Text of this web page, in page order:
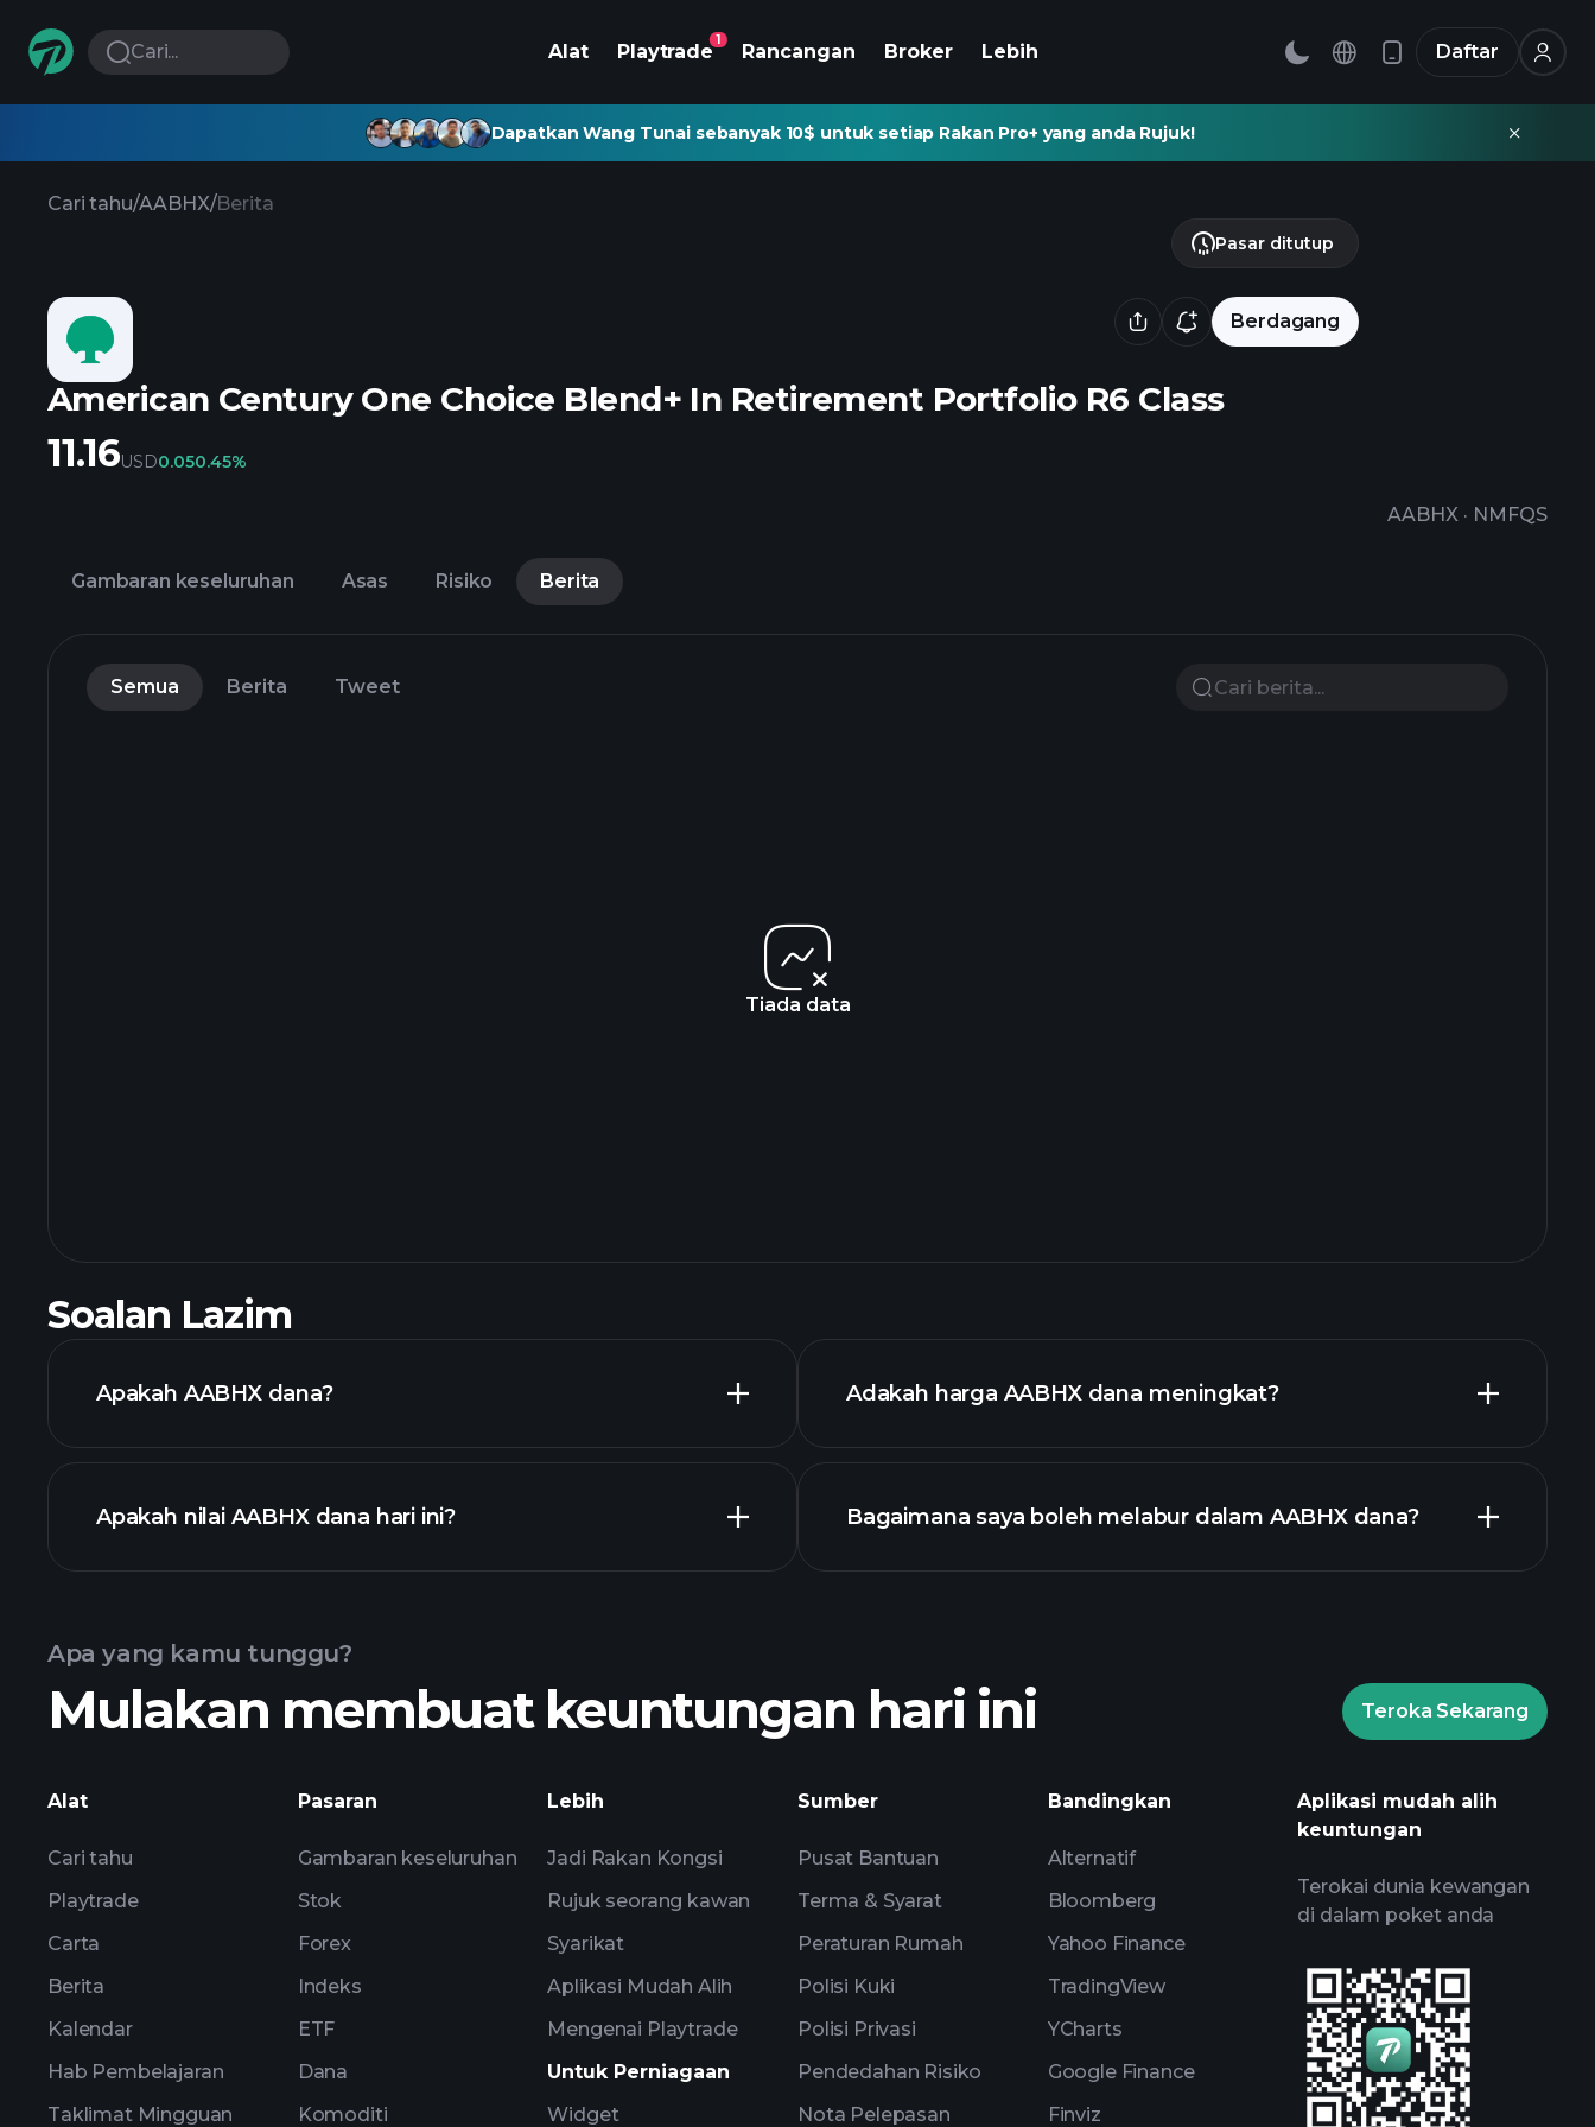
Cari... Alat Playtrade
1
Rancangan Broker Lebih Daftar
Dapatkan Wang Tunai sebanyak 10$ untuk setiap Rakan Pro+ yang anda Rujuk!
Cari tahu/AABHX/Berita
Berdagang
American Century One Choice Blend+ In Retirement Portfolio R6 Class
AABHX · NMFQS
Pasar ditutup
11.16USD0.050.45%
Gambaran keseluruhan Asas Risiko Berita
Semua Berita Tweet
Tiada data
Soalan Lazim
Apakah AABHX dana?
Apakah nilai AABHX dana hari ini?
grafik lanjutan
Adakah harga AABHX dana meningkat?
Bagaimana saya boleh melabur dalam AABHX dana?
Apa yang kamu tunggu?
Mulakan membuat keuntungan hari ini Teroka Sekarang
Alat
Cari tahu
Playtrade
Carta
Berita
Kalendar
Hab Pembelajaran
Taklimat Mingguan
Pasaran
Gambaran keseluruhan
Stok
Forex
Indeks
ETF
Dana
Komoditi
Lebih
Jadi Rakan Kongsi
Rujuk seorang kawan
Syarikat
Aplikasi Mudah Alih
Mengenai Playtrade
Untuk Perniagaan
Widget
Sumber
Pusat Bantuan
Terma & Syarat
Peraturan Rumah
Polisi Kuki
Polisi Privasi
Pendedahan Risiko
Nota Pelepasan
Bandingkan
Alternatif
Bloomberg
Yahoo Finance
TradingView
YCharts
Google Finance
Finviz
Aplikasi mudah alih
keuntungan
Terokai dunia kewangan
di dalam poket anda